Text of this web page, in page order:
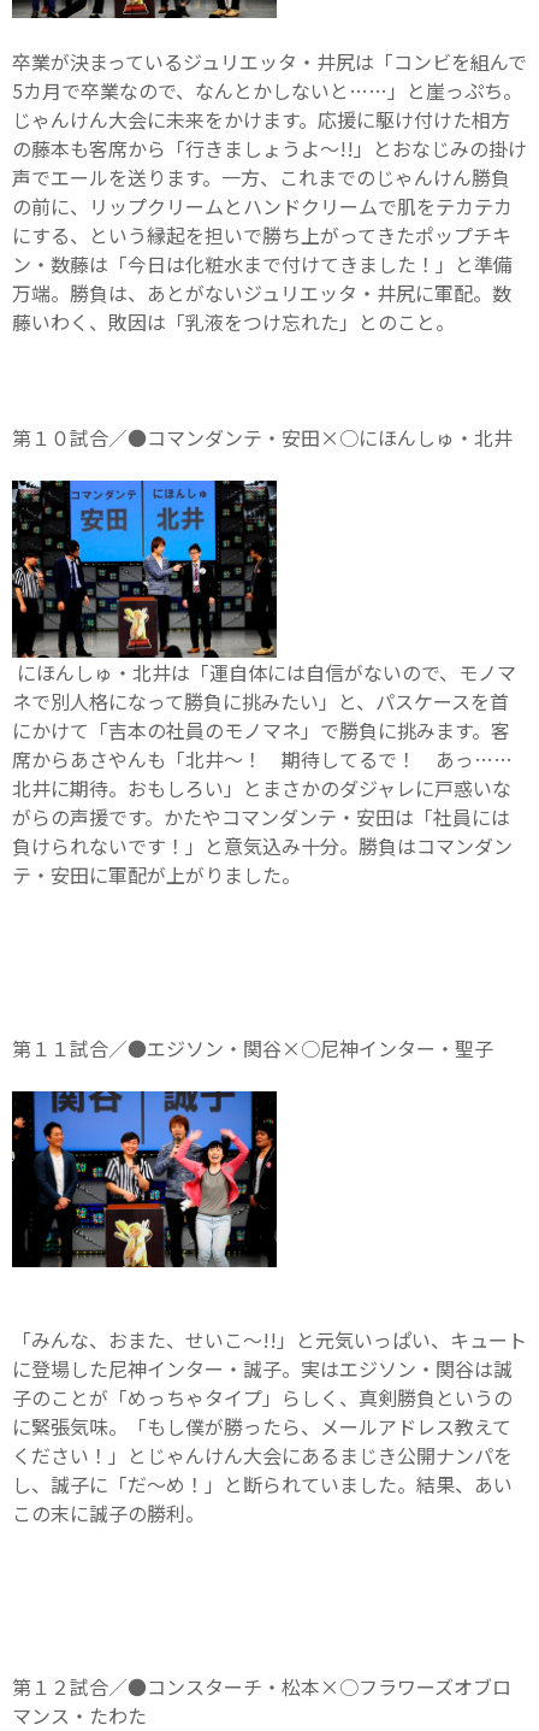
卒業が決まっているジュリエッタ・井尻は「コンビを組んで
5カ月で卒業なので、なんとかしないと……」と崖っぷち。
じゃんけん大会に未来をかけます。応援に駆け付けた相方
の藤本も客席から「行きましょうよ～!!」とおなじみの掛け
声でエールを送ります。一方、これまでのじゃんけん勝負
の前に、リップクリームとハンドクリームで肌をテカテカ
にする、という縁起を担いで勝ち上がってきたポップチキ
ン・数藤は「今日は化粧水まで付けてきました！」と準備
万端。勝負は、あとがないジュリエッタ・井尻に軍配。数
藤いわく、敗因は「乳液をつけ忘れた」とのこと。
第１０試合／●コマンダンテ・安田×○にほんしゅ・北井
にほんしゅ・北井は「運自体には自信がないので、モノマ
ネで別人格になって勝負に挑みたい」と、パスケースを首
にかけて「吉本の社員のモノマネ」で勝負に挑みます。客
席からあさやんも「北井～！ 期待してるで！ あっ……
北井に期待。おもしろい」とまさかのダジャレに戸惑いな
がらの声援です。かたやコマンダンテ・安田は「社員には
負けられないです！」と意気込み十分。勝負はコマンダン
テ・安田に軍配が上がりました。
第１１試合／●エジソン・関谷×○尼神インター・聖子
「みんな、おまた、せいこ～!!」と元気いっぱい、キュート
に登場した尼神インター・誠子。実はエジソン・関谷は誠
子のことが「めっちゃタイプ」らしく、真剣勝負というの
に緊張気味。「もし僕が勝ったら、メールアドレス教えて
ください！」とじゃんけん大会にあるまじき公開ナンパを
し、誠子に「だ～め！」と断られていました。結果、あい
この末に誠子の勝利。
第１２試合／●コンスターチ・松本×○フラワーズオブロ
マンス・たわた